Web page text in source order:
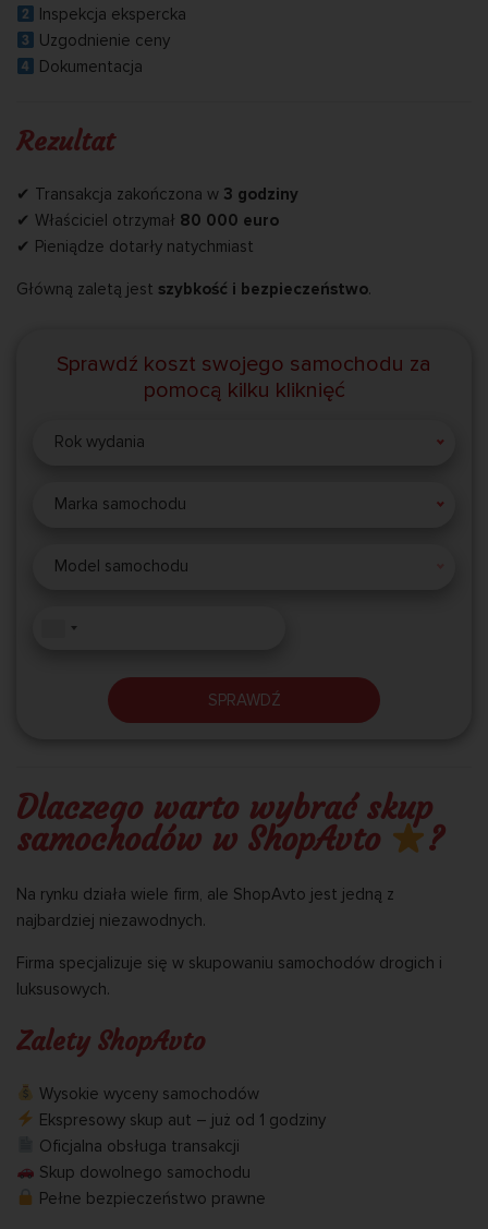
Inspekcja ekspercka
Uzgodnienie ceny
Dokumentacja
Rezultat
✔ Transakcja zakończona w 3 godziny
✔ Właściciel otrzymał 80 000 euro
✔ Pieniądze dotarły natychmiast
Główną zaletą jest szybkość i bezpieczeństwo.
Sprawdź koszt swojego samochodu za
pomocą kilku kliknięć
Rok wydania
Marka samochodu
Model samochodu
SPRAWDŹ
Dlaczego warto wybrać skup
samochodów w ShopAvto ?
Na rynku działa wiele firm, ale ShopAvto jest jedną z
najbardziej niezawodnych.
Firma specjalizuje się w skupowaniu samochodów drogich i
luksusowych.
Zalety ShopAvto
Wysokie wyceny samochodów
Ekspresowy skup aut – już od 1 godziny
Oficjalna obsługa transakcji
Skup dowolnego samochodu
Pełne bezpieczeństwo prawne